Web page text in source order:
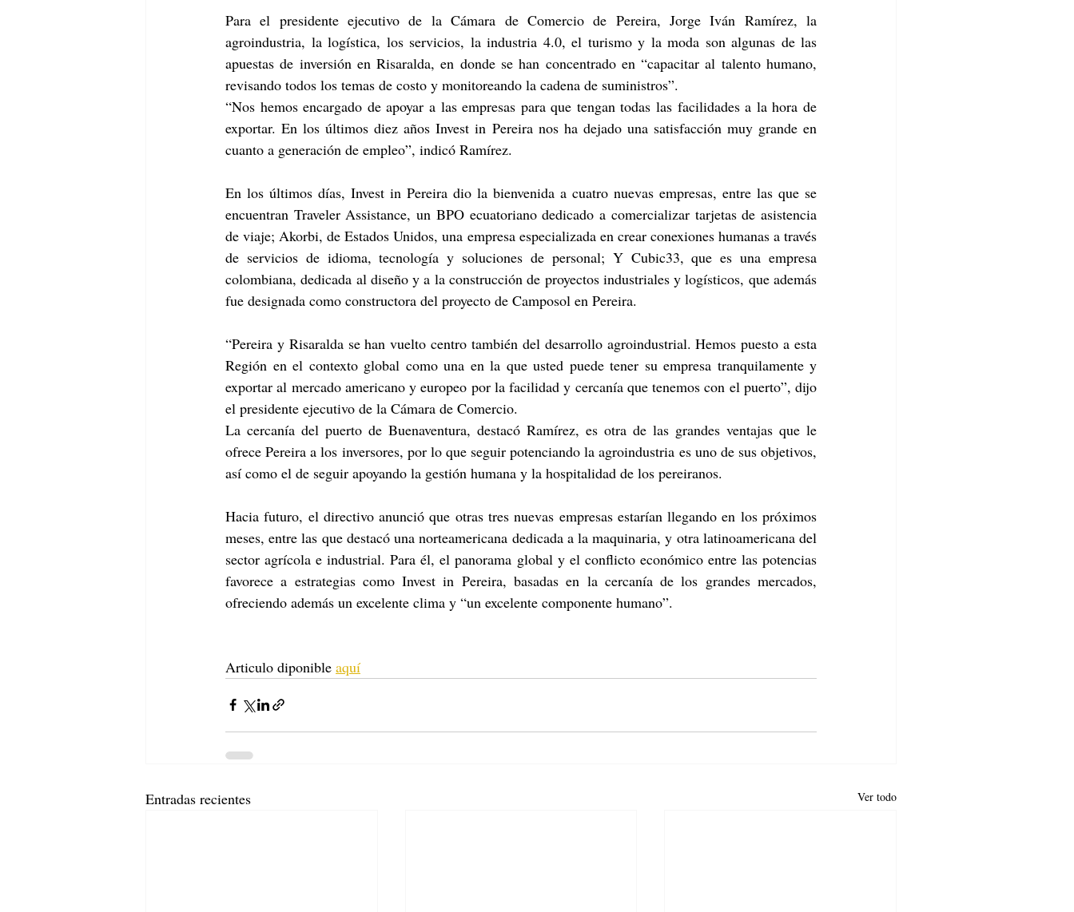
Para el presidente ejecutivo de la Cámara de Comercio de Pereira, Jorge Iván Ramírez, la
agroindustria, la logística, los servicios, la industria 4.0, el turismo y la moda son algunas de las
apuestas de inversión en Risaralda, en donde se han concentrado en “capacitar al talento humano,
revisando todos los temas de costo y monitoreando la cadena de suministros”.
“Nos hemos encargado de apoyar a las empresas para que tengan todas las facilidades a la hora de
exportar. En los últimos diez años Invest in Pereira nos ha dejado una satisfacción muy grande en
cuanto a generación de empleo”, indicó Ramírez.
En los últimos días, Invest in Pereira dio la bienvenida a cuatro nuevas empresas, entre las que se
encuentran Traveler Assistance, un BPO ecuatoriano dedicado a comercializar tarjetas de asistencia
de viaje; Akorbi, de Estados Unidos, una empresa especializada en crear conexiones humanas a través
de servicios de idioma, tecnología y soluciones de personal; Y Cubic33, que es una empresa
colombiana, dedicada al diseño y a la construcción de proyectos industriales y logísticos, que además
fue designada como constructora del proyecto de Camposol en Pereira.
“Pereira y Risaralda se han vuelto centro también del desarrollo agroindustrial. Hemos puesto a esta
Región en el contexto global como una en la que usted puede tener su empresa tranquilamente y
exportar al mercado americano y europeo por la facilidad y cercanía que tenemos con el puerto”, dijo
el presidente ejecutivo de la Cámara de Comercio.
La cercanía del puerto de Buenaventura, destacó Ramírez, es otra de las grandes ventajas que le
ofrece Pereira a los inversores, por lo que seguir potenciando la agroindustria es uno de sus objetivos,
así como el de seguir apoyando la gestión humana y la hospitalidad de los pereiranos.
Hacia futuro, el directivo anunció que otras tres nuevas empresas estarían llegando en los próximos
meses, entre las que destacó una norteamericana dedicada a la maquinaria, y otra latinoamericana del
sector agrícola e industrial. Para él, el panorama global y el conflicto económico entre las potencias
favorece a estrategias como Invest in Pereira, basadas en la cercanía de los grandes mercados,
ofreciendo además un excelente clima y “un excelente componente humano”.
Articulo diponible aquí
Entradas recientes Ver todo